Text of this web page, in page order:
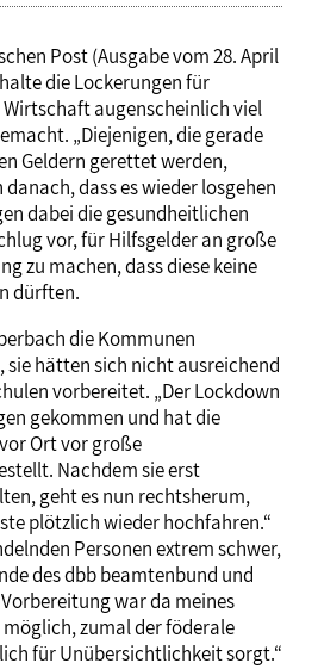
Post (Ausgabe vom 28. April
die Lockerungen für
augenscheinlich viel
„Diejenigen, die gerade
Geldern gerettet werden,
dass es wieder losgehen
dabei die gesundheitlichen
vor, für Hilfsgelder an große
zu machen, dass diese keine
dürften.
die Kommunen
sie hätten sich nicht ausreichend
vorbereitet. „Der Lockdown
gekommen und hat die
Ort vor große
Nachdem sie erst
geht es nun rechtsherum,
plötzlich wieder hochfahren.“
Personen extrem schwer,
des dbb beamtenbund und
war da meines
zumal der föderale
für Unübersichtlichkeit sorgt.“